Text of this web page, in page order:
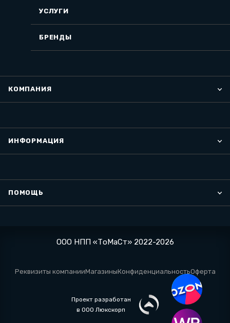
УСЛУГИ
БРЕНДЫ
КОМПАНИЯ
ИНФОРМАЦИЯ
ПОМОЩЬ
ООО НПП «ТоМаСт» 2022-2026
Реквизиты компанииМагазиныКонфиденциальностьОферта
Проект разработан
в ООО Люкскорп